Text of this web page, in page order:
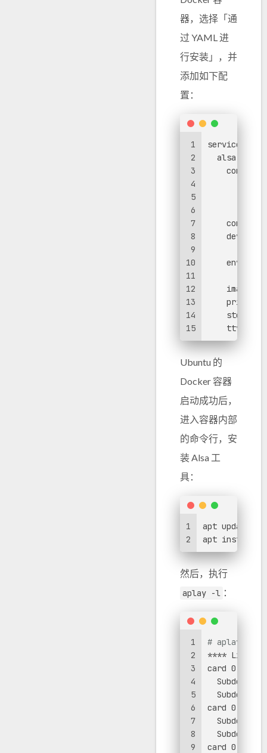
器，选择「通
过 YAML 进
行安装」，并
添加如下配
置：
1
2
3
4
5
6
7
8
9
10
11
12
13
14
15
services:
alsa-
command:
devices:
image:
tty:
Ubuntu 的
Docker 容器
启动成功后，
进入容器内部
的命令行，安
装 Alsa 工
具：
1
2
apt update
apt install -
然后，执行
aplay -l ：
1
2
3
4
5
6
7
8
9
# aplay -l
**** List of
card 0: PCH
  Subdevice
card 0: PCH
  Subdevice
card 0: PCH